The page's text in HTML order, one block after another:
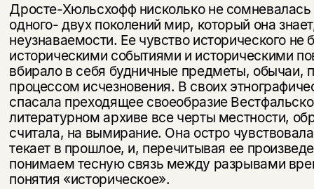
Дросте-Хюльсхофф нисколько не сомневалась
одного- двух поколений мир, который она
неузнаваемости. Ее чувство исторического
историческими события­ми и историческими
вбирало в себя будничные пред­меты, обычаи,
процессом исчезновения. В своих
спасала преходящее своеобразие
литературном архиве все черты местности,
считала, на вымирание. Она остро
текает в прошлое, и, перечитывая ее
пони­маем тесную связь между разрывами
понятия «историческое».